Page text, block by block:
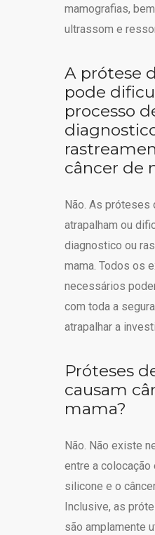
mamografias,
ultrassom e
A prótese
pode
processo
câncer de
Não. As próteses
atrapalham ou
diagnostico ou
mama. Todos os
necessários
com toda a
atrapalhar a
Próteses
causam
mama?
Não. Não existe
entre a
silicone e o
Inclusive, as
são amplamente